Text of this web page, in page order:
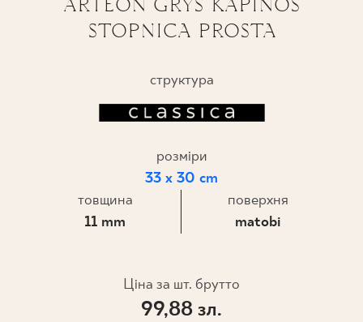
ПРОЄКТУВАННЯ
ПРО НАС
МІЙ ПРОФІЛЬ
КОНТАКТ
DE
STOPNICA PROSTA
структура
розміри
33 x 30 cm
товщина
11 mm
поверхня
matobi
Ціна за шт. брутто
99,88 зл.